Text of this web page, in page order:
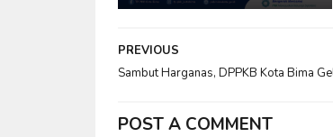
PREVIOUS
Sambut Harganas, DPPKB Kota Bima
POST A COMMENT